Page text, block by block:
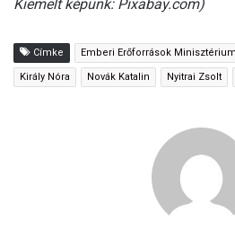
Kiemelt képünk: Pixabay.com)
Címke Emberi Erőforrások
Király Nóra Novák Katalin Nyitrai Zsolt